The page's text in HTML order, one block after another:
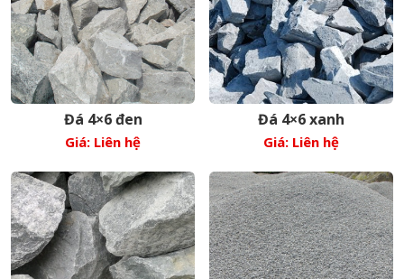
Đá 4×6 đen
Giá: Liên hệ
Đá 4×6 xanh
Giá: Liên hệ